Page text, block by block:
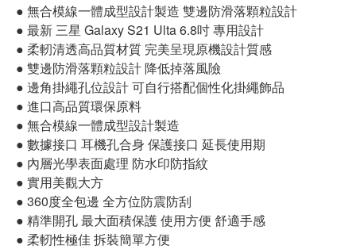
● 無合模線一體成型設計製造 雙邊防滑落顆粒設計
● 最新 三星 Galaxy S21 Ulta 6.8吋 專用設計
● 柔軔清透高品質材質 完美呈現原機設計質感
● 雙邊防滑落顆粒設計 降低掉落風險
● 邊角掛繩孔位設計 可自行搭配個性化掛繩飾品
● 進口高品質環保原料
● 無合模線一體成型設計製造
● 數據接口 耳機孔合身 保護接口 延長使用期
● 內層光學表面處理 防水印防指紋
● 實用美觀大方
● 360度全包邊 全方位防震防刮
● 精準開孔 最大面積保護 使用方便 舒適手感
● 柔軔性極佳 拆裝簡單方便